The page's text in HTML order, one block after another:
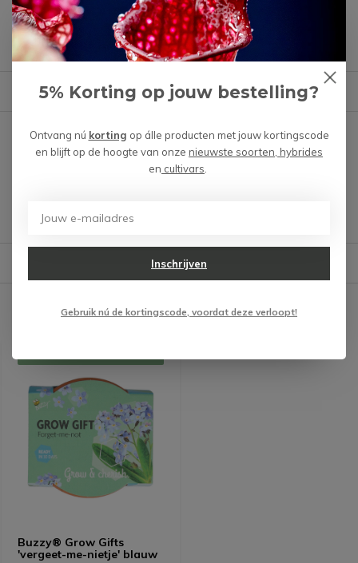
Heb je een vraag over dit product?
We helpen je graag met het vinden van het juiste product.
Verstuur mail Reviews
geschreven over dit product.
Verzending & verzorging producten
Buzzy® Grow Gifts
'vergeet-me-nietje' blauw
5% Korting op jouw bestelling?
Ontvang nú korting op álle producten met jouw kortingscode
en blijft op de hoogte van onze nieuwste soorten, hybrides
en cultivars
Inschrijven
Gebruik nú de kortingscode, voordat deze verloopt!